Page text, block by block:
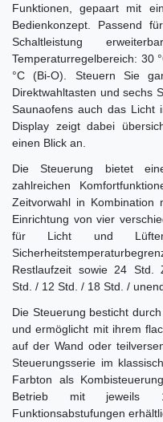
Funktionen, gepaart mit
Bedienkonzept. Passend
Schaltleistung
Temperaturregelbereich: 30
°C (Bi-O). Steuern Sie
Direktwahltasten und sechs
Saunaofens auch das Licht
Display zeigt dabei
einen Blick an.
Die Steuerung bietet
zahlreichen
Zeitvorwahl in Kombination
Einrichtung von vier
für Licht und
Restlaufzeit sowie 24 Std.
Std. / 12 Std. / 18 Std. /
Die Steuerung besticht
und ermöglicht mit ihrem
auf der Wand oder
Steuerungsserie im
Farbton als
Betrieb mit jeweils
Funktionsabstufungen